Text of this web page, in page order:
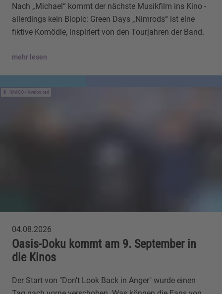
Nach „Michael“ kommt der nächste Musikfilm ins Kino -
allerdings kein Biopic: Green Days „Nimrods“ ist eine
fiktive Komödie, inspiriert von den Tourjahren der Band.
mehr lesen
IMAGO / Avalon.red
04.08.2026
Oasis-Doku kommt am 9. September in
die Kinos
Der Start von "Don't Look Back in Anger" wurde einen